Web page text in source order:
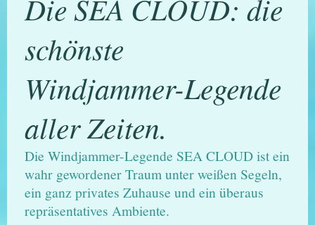
Die SEA CLOUD: die
schönste
Windjammer-Legende
aller Zeiten.
Die Windjammer-Legende SEA CLOUD ist ein
wahr gewordener Traum unter weißen Segeln,
ein ganz privates Zuhause und ein überaus
repräsentatives Ambiente.